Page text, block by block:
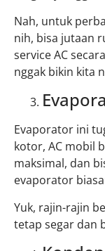
Nah, untuk
nih, bisa jutaan
service AC
nggak bikin kita
Evaporator ini
kotor, AC mobil
maksimal, dan
evaporator
Yuk, rajin-rajin
tetap segar dan